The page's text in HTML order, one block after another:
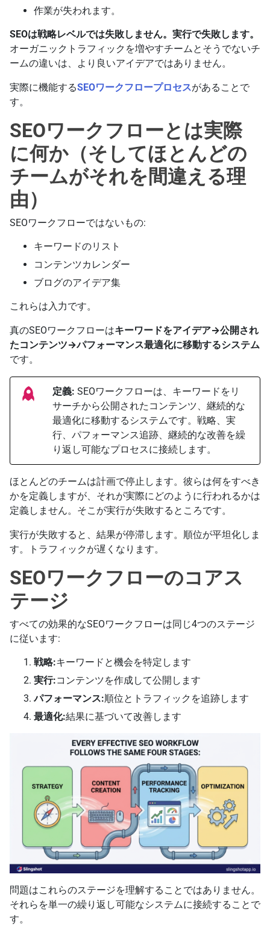
作業が失われます。
SEOは戦略レベルでは失敗しません。実行で失敗します。
オーガニックトラフィックを増やすチームとそうでないチ
ームの違いは、より良いアイデアではありません。
実際に機能するSEOワークフロープロセスがあることで
す。
SEOワークフローとは実際
に何か（そしてほとんどの
チームがそれを間違える理
由）
SEOワークフローではないもの:
キーワードのリスト
コンテンツカレンダー
ブログのアイデア集
これらは入力です。
真のSEOワークフローはキーワードをアイデア→公開され
たコンテンツ→パフォーマンス最適化に移動するシステム
です。
定義: SEOワークフローは、キーワードをリ
サーチから公開されたコンテンツ、継続的な
最適化に移動するシステムです。戦略、実
行、パフォーマンス追跡、継続的な改善を繰
り返し可能なプロセスに接続します。
ほとんどのチームは計画で停止します。彼らは何をすべき
かを定義しますが、それが実際にどのように行われるかは
定義しません。そこが実行が失敗するところです。
実行が失敗すると、結果が停滞します。順位が平坦化しま
す。トラフィックが遅くなります。
SEOワークフローのコアス
テージ
すべての効果的なSEOワークフローは同じ4つのステージ
に従います:
戦略:キーワードと機会を特定します
実行:コンテンツを作成して公開します
パフォーマンス:順位とトラフィックを追跡します
最適化:結果に基づいて改善します
問題はこれらのステージを理解することではありません。
それらを単一の繰り返し可能なシステムに接続することで
す。